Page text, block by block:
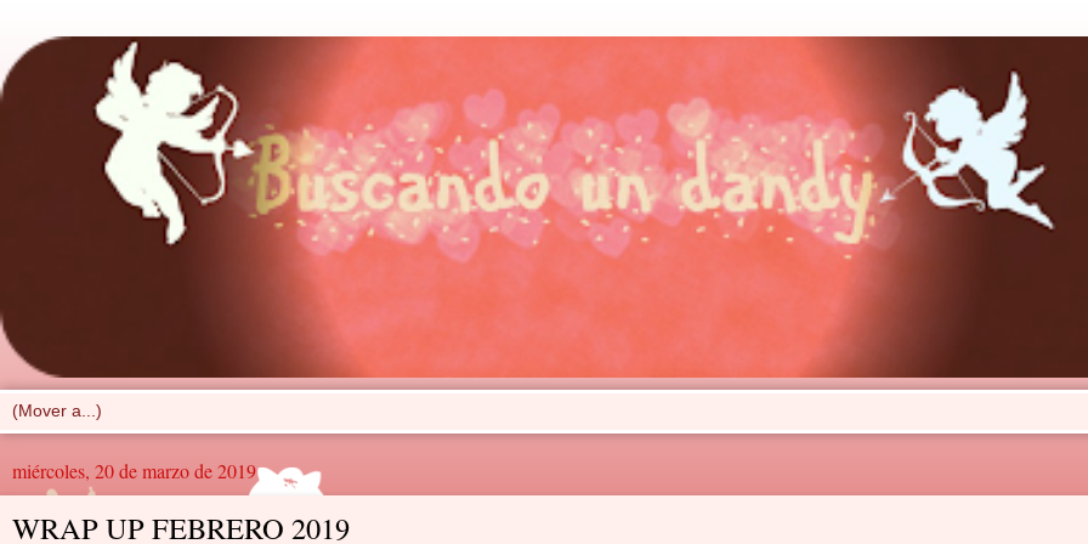
miércoles, 20 de marzo de 2019
WRAP UP FEBRERO 2019